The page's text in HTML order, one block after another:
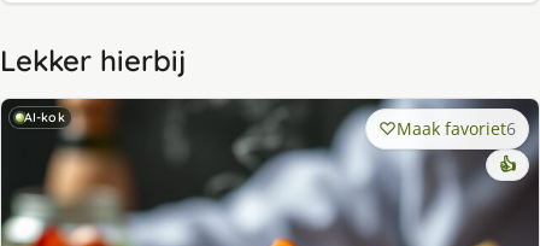
Lekker hierbij
AI-kok Maak favoriet6
👍